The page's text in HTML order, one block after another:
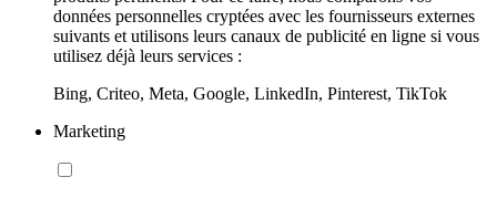
données personnelles cryptées avec les fournisseurs externes
suivants et utilisons leurs canaux de publicité en ligne si vous
utilisez déjà leurs services :
Bing, Criteo, Meta, Google, LinkedIn, Pinterest, TikTok
Marketing